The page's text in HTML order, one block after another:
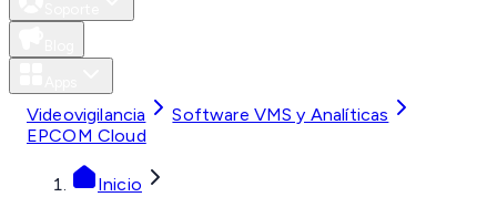
Videovigilancia
Software VMS y Analíticas
EPCOM Cloud
Inicio